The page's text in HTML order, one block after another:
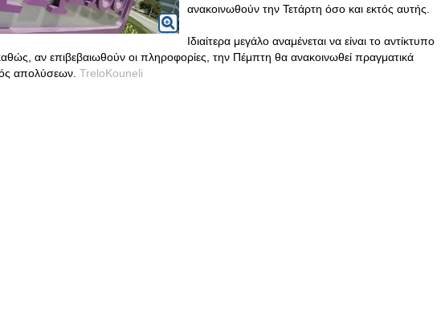
ανακοινωθούν την Τετάρτη όσο και εκτός αυτής.
Ιδιαίτερα μεγάλο αναμένεται να είναι το αντίκτυπο
αν επιβεβαιωθούν οι πληροφορίες, την Πέμπτη θα ανακοινωθεί πραγματικά
απολύσεων. TreloKouneli